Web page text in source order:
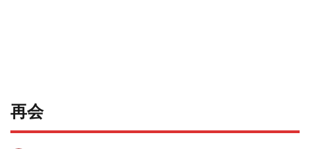
再会